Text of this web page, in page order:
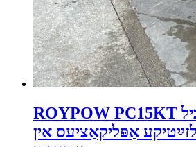
ROYPOW PC15KT מאָביל ESS וואָס
אַפּליקאַציעס אין